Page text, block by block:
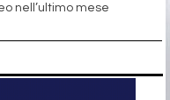
nell’ultimo mese